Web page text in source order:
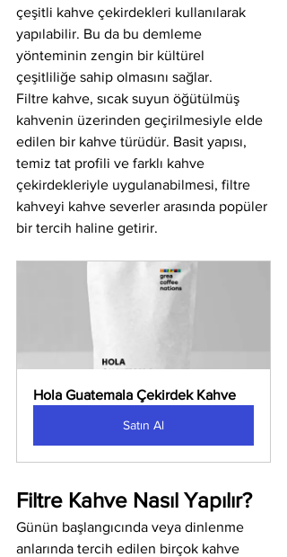
çeşitli kahve çekirdekleri kullanılarak
yapılabilir. Bu da bu demleme
yönteminin zengin bir kültürel
çeşitliliğe sahip olmasını sağlar.
Filtre kahve, sıcak suyun öğütülmüş
kahvenin üzerinden geçirilmesiyle elde
edilen bir kahve türüdür. Basit yapısı,
temiz tat profili ve farklı kahve
çekirdekleriyle uygulanabilmesi, filtre
kahveyi kahve severler arasında popüler
bir tercih haline getirir.
Hola Guatemala Çekirdek Kahve
Satın Al
Filtre Kahve Nasıl Yapılır?
Günün başlangıcında veya dinlenme
anlarında tercih edilen birçok kahve